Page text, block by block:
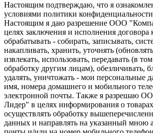
Настоящим подтверждаю, что я
условиями политики
Настоящим я даю разрешение ООО
целях заключения и исполнения
обрабатывать - собирать, записывать,
накапливать, хранить, уточнять
извлекать, использовать, передавать (в
обработку другим лицам), обезличивать,
удалять, уничтожать - мои персональные
имя, номера домашнего и мобильного
электронной почты. Также я разрешаю
Лидер" в целях информирования о
осуществлять обработку
данных и направлять на указанный мною